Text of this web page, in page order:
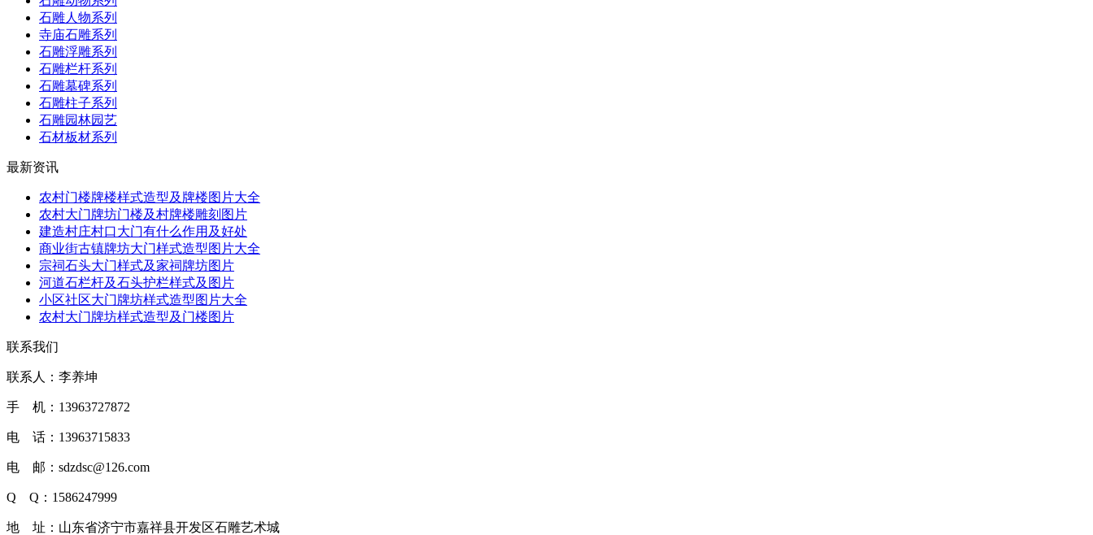
石雕人物系列
寺庙石雕系列
石雕浮雕系列
石雕栏杆系列
石雕墓碑系列
石雕柱子系列
石雕园林园艺
石材板材系列
最新资讯
农村门楼牌楼样式造型及牌楼图片大全
农村大门牌坊门楼及村牌楼雕刻图片
建造村庄村口大门有什么作用及好处
商业街古镇牌坊大门样式造型图片大全
宗祠石头大门样式及家祠牌坊图片
河道石栏杆及石头护栏样式及图片
小区社区大门牌坊样式造型图片大全
农村大门牌坊样式造型及门楼图片
联系我们
联系人：李养坤
手 机：13963727872
电 话：13963715833
电 邮：sdzdsc@126.com
Q Q：1586247999
地 址：山东省济宁市嘉祥县开发区石雕艺术城